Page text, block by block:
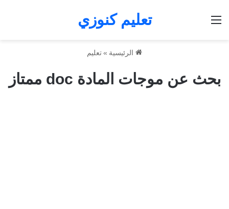
تعليم كنوزي
الرئيسية »تعليم
بحث عن موجات المادة doc ممتاز